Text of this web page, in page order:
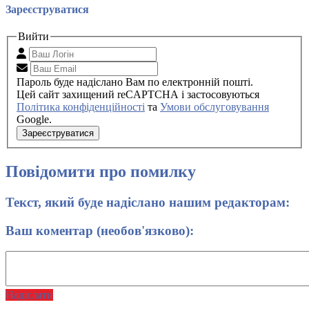
Зареєструватися
Вийти
Пароль буде надіслано Вам по електронній пошті.
Цей сайт захищений reCAPTCHA і застосовуються
Політика конфіденційності та Умови обслуговування
Google.
Зареєструватися
Повідомити про помилку
Текст, який буде надіслано нашим редакторам:
Ваш коментар (необов'язково):
Надіслати